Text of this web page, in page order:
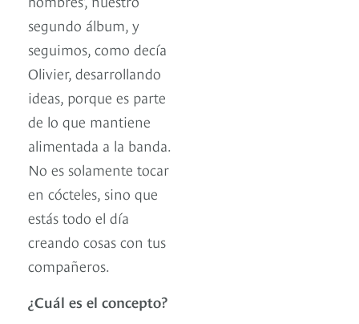
segundo álbum, y
seguimos, como decía
Olivier, desarrollando
ideas, porque es parte
de lo que mantiene
alimentada a la banda.
No es solamente tocar
en cócteles, sino que
estás todo el día
creando cosas con tus
compañeros.
¿Cuál es el concepto?